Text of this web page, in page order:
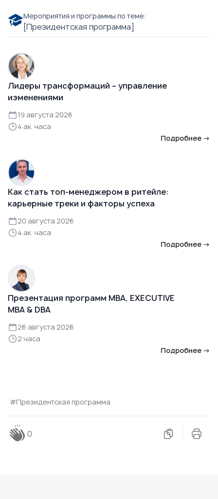
Мероприятия и программы по теме:
[Президентская программа]
Лидеры трансформаций – управление
изменениями
19 августа 2026
4 ак. часа
Подробнее →
Как стать топ-менеджером в ритейле:
карьерные треки и факторы успеха
20 августа 2026
4 ак. часа
Подробнее →
Презентация программ MBA, EXECUTIVE
MBA & DBA
26 августа 2026
2 часа
Подробнее →
#Президентская программа
0